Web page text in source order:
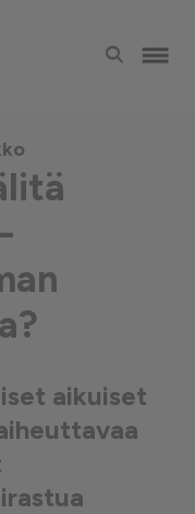
aikuiset